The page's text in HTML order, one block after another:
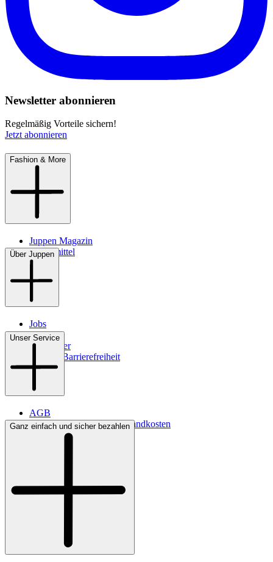
Newsletter abonnieren
Regelmäßig Vorteile sichern!
Jetzt abonnieren
Fashion & More
Juppen Magazin
Pflegemittel
Über Juppen
Jobs
Filialen
Newsletter
Digitale Barrierefreiheit
Unser Service
AGB
Lieferbedingungen & Versandkosten
Bezahlung
Ganz einfach und sicher bezahlen